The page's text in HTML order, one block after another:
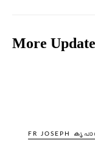
More
FR JOSEPH